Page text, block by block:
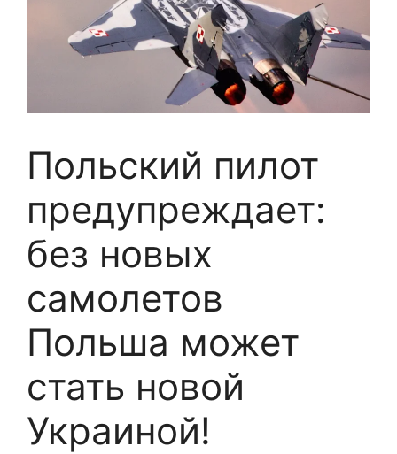
Польский пилот
предупреждает:
без новых
самолетов
Польша может
стать новой
Украиной!